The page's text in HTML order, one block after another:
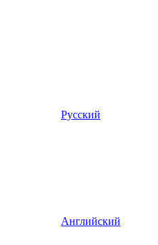
Русский
Английский